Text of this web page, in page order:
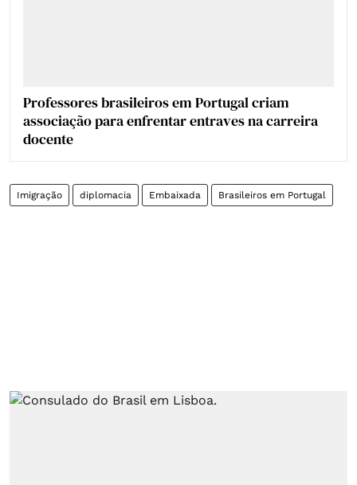
Professores brasileiros em Portugal criam
associação para enfrentar entraves na carreira
docente
Imigração diplomacia Embaixada Brasileiros em Portugal